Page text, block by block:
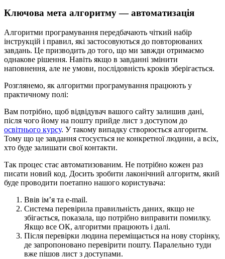
Ключова мета алгоритму — автоматизація
Алгоритми програмування передбачають чіткий набір
інструкцій і правил, які застосовуються до повторюваних
завдань. Це призводить до того, що ми завжди отримаємо
однакове рішення. Навіть якщо в завданні змінити
наповнення, але не умови, послідовність кроків зберігається.
Розглянемо, як алгоритми програмування працюють у
практичному полі:
Вам потрібно, щоб відвідувач вашого сайту залишив дані,
після чого йому на пошту прийде лист з доступом до
освітнього курсу. У такому випадку створюється алгоритм.
Тому що це завдання стосується не конкретної людини, а всіх,
хто буде залишати свої контакти.
Так процес стає автоматизованим. Не потрібно кожен раз
писати новий код. Досить зробити лаконічний алгоритм, який
буде проводити поетапно нашого користувача:
Ввів ім’я та e-mail.
Система перевірила правильність даних, якщо не
збігається, показала, що потрібно виправити помилку.
Якщо все ОК, алгоритми працюють і далі.
Після перевірки людина переміщається на нову сторінку,
де запропоновано перевірити пошту. Паралельно туди
вже пішов лист з доступами.